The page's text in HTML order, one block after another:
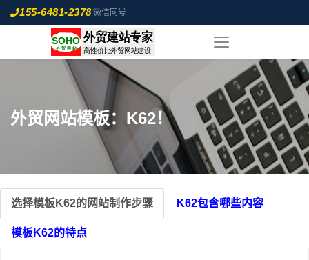
155-6481-2378微信同号
外贸网站模板：K62！
选择模板K62的网站制作步骤 K62包含哪些内容
模板K62的特点